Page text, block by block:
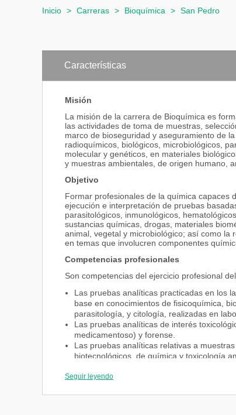
Inicio > Carreras > Bioquímica > San Pedro
Características
Misión
La misión de la carrera de Bioquímica es
las actividades de toma de muestras,
marco de bioseguridad y aseguramiento de
radioquímicos, biológicos, microbiológicos,
molecular y genéticos, en materiales
y muestras ambientales, de origen humano,
Objetivo
Formar profesionales de la química capaces
ejecución e interpretación de pruebas
parasitológicos, inmunológicos,
sustancias químicas, drogas, materiales
animal, vegetal y microbiológico; así como la
en temas que involucren componentes
Competencias profesionales
Son competencias del ejercicio profesional
Las pruebas analíticas practicadas en los
base en conocimientos de fisicoquímica,
parasitología, y citología, realizadas en
Las pruebas analíticas de interés
medicamentoso) y forense.
Las pruebas analíticas relativas a
biotecnológicos, de química y toxicología
El ejercicio de funciones de perito y
Seguir leyendo